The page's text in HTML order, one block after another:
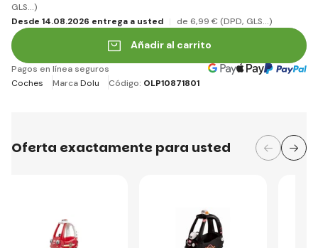
GLS...)
Desde 14.08.2026 entrega a usted
de 6,99 € (DPD, GLS...)
Añadir al carrito
Pagos en línea seguros
Coches
MarcaDolu Código: OLP10871801
Oferta exactamente para usted